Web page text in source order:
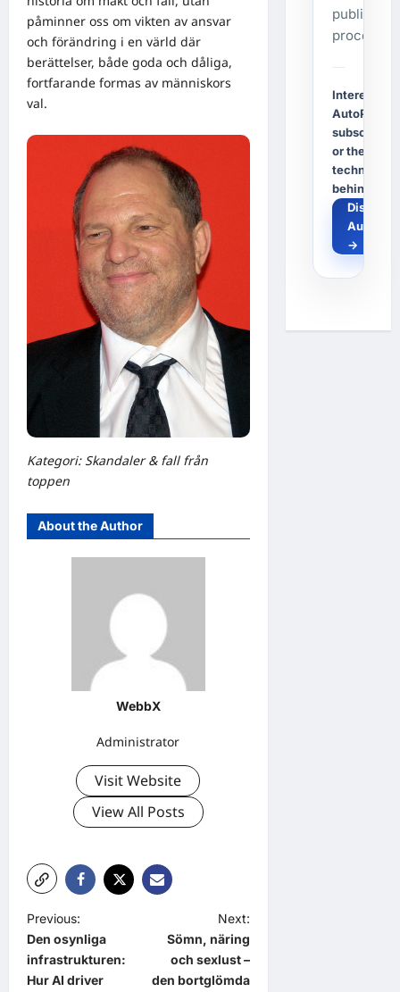
påminner oss om vikten av ansvar
och förändring i en värld där
berättelser, både goda och dåliga,
fortfarande formas av människors
val.
Kategori: Skandaler & fall från
toppen
About the Author
WebbX
Administrator
Visit Website
View All Posts
P
o
s
Previous:
Den osynliga
infrastrukturen:
Hur AI driver
Next:
Sömn, näring
och sexlust –
den bortglömda
publishing
process.
Interested
AutoPost, a
or the
technology
behind it?
Discover
→